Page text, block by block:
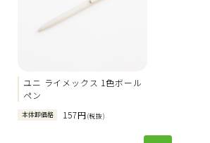
ユニ ライメックス 1色ボール
ペン
本体卸価格 157円(税抜)